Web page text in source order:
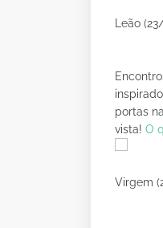
Leão
portas
vista! O
Virgem